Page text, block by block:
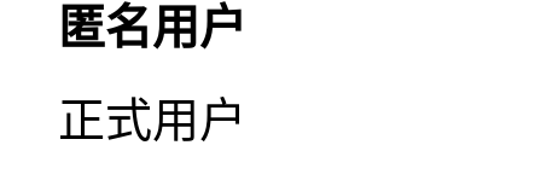
匿名用户
正式用户